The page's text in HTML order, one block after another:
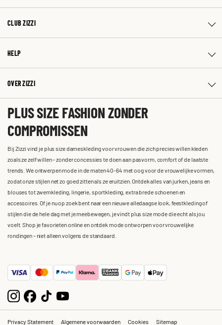
CLUB ZIZZI
HELP
OVER ZIZZI
PLUS SIZE FASHION ZONDER
COMPROMISSEN
Bij Zizzi vind je plus size dameskleding voor vrouwen die zich precies willen kleden
zoals ze zelf willen – zonder concessies te doen aan pasvorm, comfort of de laatste
trends. We ontwerpen mode in de maten 40-64 met oog voor de vrouwelijke vormen,
zodat onze stijlen net zo goed zitten als ze eruitzien. Ontdek alles van jurken, jeans en
blouses tot zwemkleding, lingerie, sportkleding, extra brede schoenen en
accessoires. Of je nu op zoek bent naar een nieuwe alledaagse look, feestkleding of
stijlen die de hele dag met je meebewegen, je vindt plus size mode die echt als jou
voelt. Shop je favorieten online en ontdek mode ontworpen voor vrouwelijke
rondingen – niet alleen volgens de standaard.
Privacy Statement Algemene voorwaarden Cookies Sitemap